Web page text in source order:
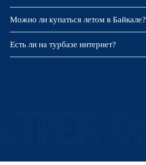
Можно ли купаться летом в Байкале?
Есть ли на турбазе интернет?